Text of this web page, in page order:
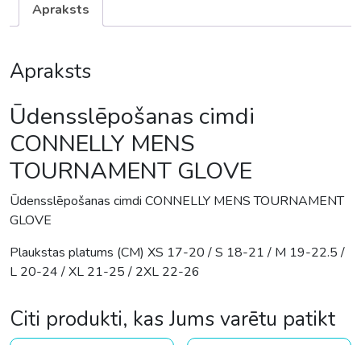
Apraksts
Apraksts
Ūdensslēpošanas cimdi
CONNELLY MENS
TOURNAMENT GLOVE
Ūdensslēpošanas cimdi CONNELLY MENS TOURNAMENT
GLOVE
Plaukstas platums (CM) XS 17-20 / S 18-21 / M 19-22.5 /
L 20-24 / XL 21-25 / 2XL 22-26
Citi produkti, kas Jums varētu patikt